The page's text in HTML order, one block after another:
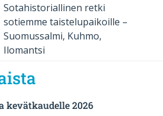
Sotahistoriallinen retki
sotiemme taistelupaikoille –
Suomussalmi, Kuhmo,
Ilomantsi
kevätkaudelle 2026